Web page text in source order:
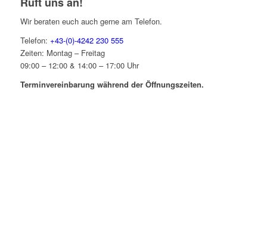
Wir beraten euch auch gerne am Telefon.
Telefon: +43-(0)-4242 230 555
Zeiten: Montag – Freitag
09:00 – 12:00 & 14:00 – 17:00 Uhr
Terminvereinbarung während der Öffnungszeiten.